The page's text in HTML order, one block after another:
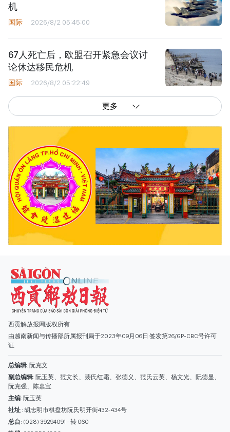
机
国际 2026/8/2 05:45:00
67人死亡后，欧盟召开紧急会议讨
论休达移民危机
国际 2026/8/2 05:22:49
更多
西贡解放报网版权所有
由越南新闻与传播部所属报刊局于2023年09月06日 签发第26/GP-CBC号许可
证
副总编辑: 阮玉英、范文长、裴氏红霜、张德义、范氏云英、杨文光、阮德显、
阮克强、陈嘉宝
主编: 阮玉英
社址: 胡志明市棋盘坊阮氏明开街432-434号
总台: (028) 39294091 - 转 060
热线: 096.558.1888
编辑部: (028) 39294092 - 转 060
电子信箱
广告部
(028) 38334185
quangcaohoavan09@gmail.com;